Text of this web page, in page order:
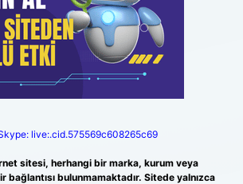
live:.cid.575569c608265c69
sitesi, herhangi bir marka, kurum veya
bağlantısı bulunmamaktadır. Sitede yalnızca